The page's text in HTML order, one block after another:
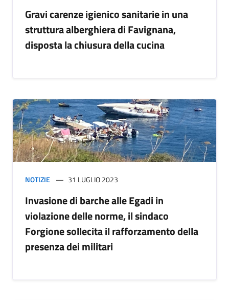
Gravi carenze igienico sanitarie in una
struttura alberghiera di Favignana,
disposta la chiusura della cucina
NOTIZIE 31 LUGLIO 2023
Invasione di barche alle Egadi in
violazione delle norme, il sindaco
Forgione sollecita il rafforzamento della
presenza dei militari